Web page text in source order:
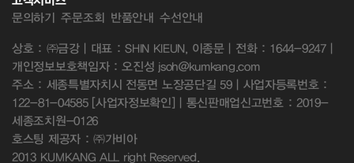
문의하기 주문조회 반품안내 수선안내
상호 : ㈜금강 | 대표 : SHIN KIEUN, 이종문 | 전화 : 1644-9247 |
개인정보보호책임자 : 오진성 jsoh@kumkang.com
주소 : 세종특별자치시 전동면 노장공단길 59 | 사업자등록번호 :
122-81-04585 [사업자정보확인] | 통신판매업신고번호 : 2019-
세종조치원-0126
호스팅 제공자 : ㈜가비아
2013 KUMKANG ALL right Reserved.